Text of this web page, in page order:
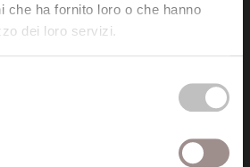
che ha fornito loro o che hanno
dei loro servizi.